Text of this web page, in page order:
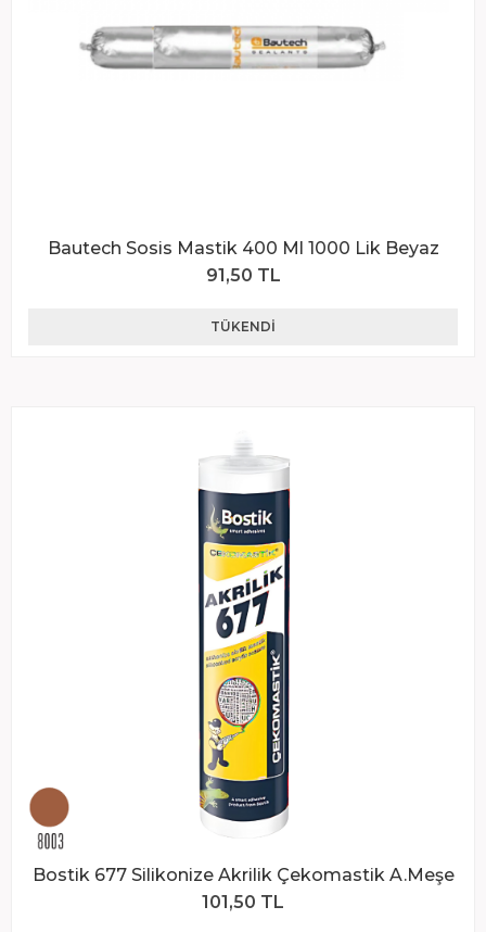
Bautech Sosis Mastik 400 Ml 1000 Lik Beyaz
91,50 TL
TÜKENDI
Bostik 677 Silikonize Akrilik Çekomastik A.Meşe
101,50 TL